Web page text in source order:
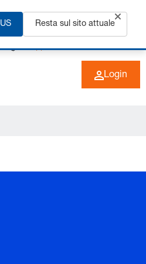
+49 (0) 6266 73-0 IT
Login
Resta sul sito attuale